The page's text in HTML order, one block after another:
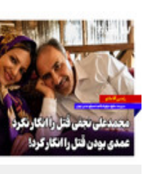
اروپا، سبک
و مقاوم |
پرداخت
قسطی